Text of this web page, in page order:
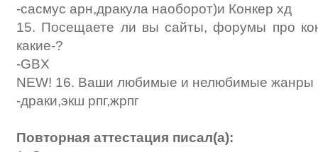
-сасмус арн,дракула наоборот)и Конкер хд
15. Посещаете ли вы сайты, форумы про
какие-?
-GBX
NEW! 16. Ваши любимые и нелюбимые жанры
-драки,экш рпг,жрпг
Повторная аттестация писал(а):